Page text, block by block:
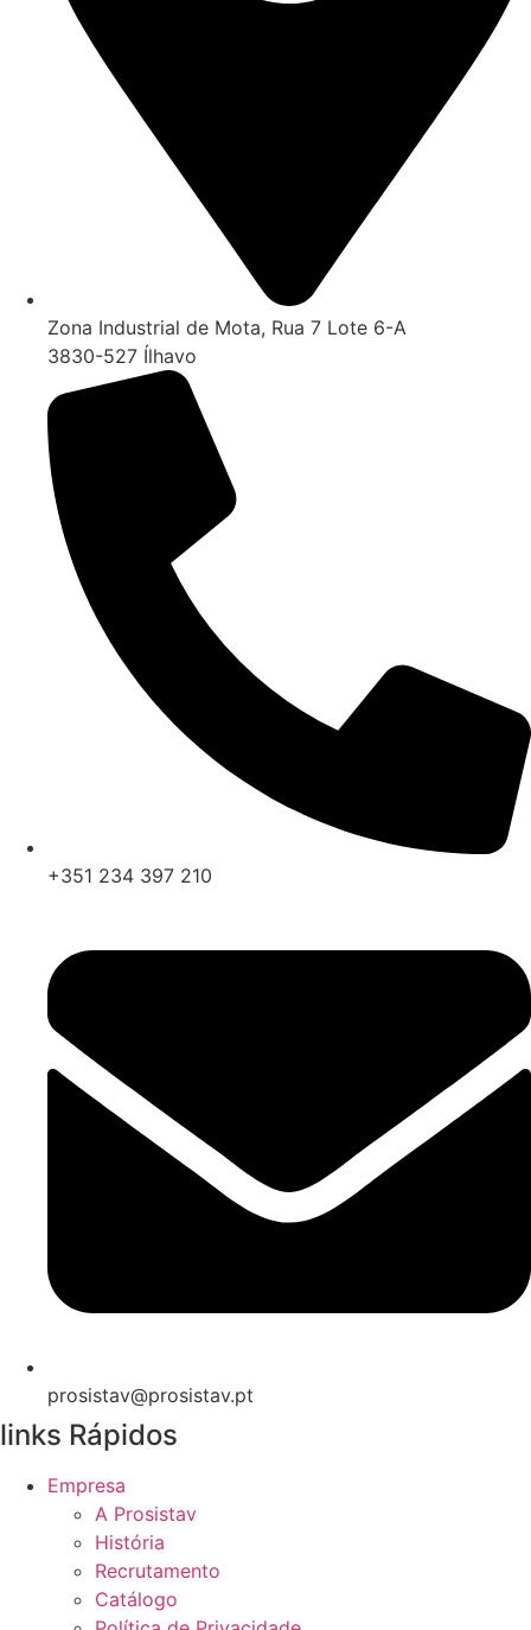
Zona Industrial de Mota, Rua 7 Lote 6-A
3830-527 Ílhavo
+351 234 397 210
prosistav@prosistav.pt
links Rápidos
Empresa
A Prosistav
História
Recrutamento
Catálogo